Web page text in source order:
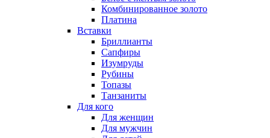
Комбинированное золото
Платина
Вставки
Бриллианты
Сапфиры
Изумруды
Рубины
Топазы
Танзаниты
Для кого
Для женщин
Для мужчин